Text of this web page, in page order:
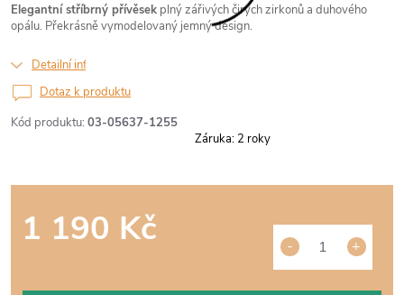
Kód produktu: 03-05637-1255
Elegantní stříbrný přívěsek plný zářivých čirých zirkonů a duhového
opálu. Překrásně vymodelovaný jemný design.
Detailní informace
1 190 Kč
Dotaz k produktu
Záruka: 2 roky